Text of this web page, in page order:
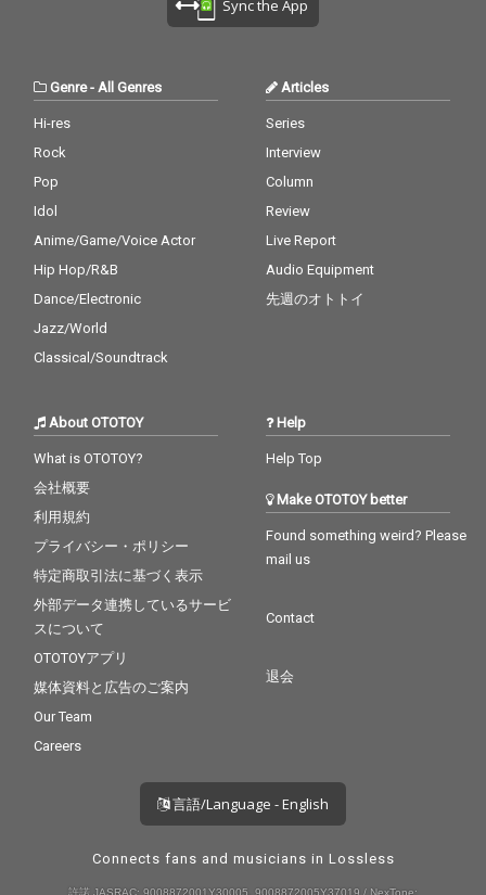
Sync the App
Genre- All Genres
Hi-res
Rock
Pop
Idol
Anime/Game/Voice Actor
Hip Hop/R&B
Dance/Electronic
Jazz/World
Classical/Soundtrack
Articles
Series
Interview
Column
Review
Live Report
Audio Equipment
先週のオトトイ
About OTOTOY
What is OTOTOY?
会社概要
利用規約
プライバシー・ポリシー
特定商取引法に基づく表示
外部データ連携しているサービ
スについて
OTOTOYアプリ
媒体資料と広告のご案内
Our Team
Careers
Help
Help Top
Make OTOTOY better
Found something weird? Please
mail us
Contact
退会
言語/Language - English
Connects fans and musicians in Lossless
許諾 JASRAC: 9008872001Y30005, 9008872005Y37019 / NexTone: